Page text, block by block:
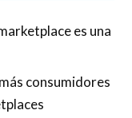
es una
consumidores